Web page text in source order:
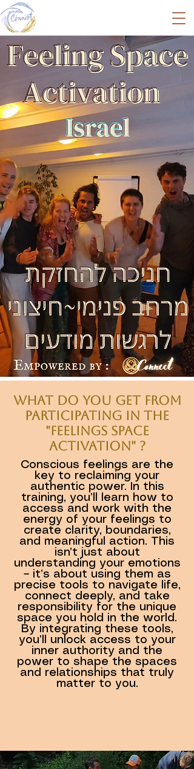
Conscious feelings are the
key to reclaiming your
authentic power. In this
training, you’ll learn how to
access and work with the
energy of your feelings to
create clarity, boundaries,
and meaningful action. This
isn’t just about
understanding your emotions
– it’s about using them as
precise tools to navigate life,
connect deeply, and take
responsibility for the unique
space you hold in the world.
By integrating these tools,
you’ll unlock access to your
inner authority and the
power to shape the spaces
and relationships that truly
matter to you.
What do you get from
Participating in the
"Feelings Space
Activation" ?